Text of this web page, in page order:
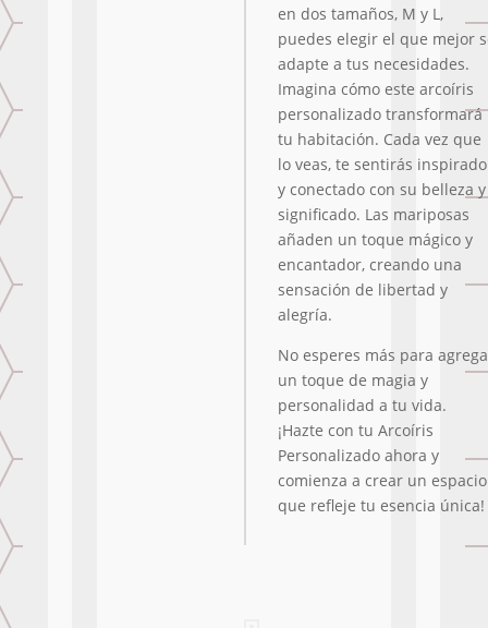
en dos tamaños, M y L,
puedes elegir el que mejor
adapte a tus necesidades.
Imagina cómo este arcoíris
personalizado transformará
tu habitación. Cada vez que
lo veas, te sentirás inspirado
y conectado con su belleza y
significado. Las mariposas
añaden un toque mágico y
encantador, creando una
sensación de libertad y
alegría.
No esperes más para
un toque de magia y
personalidad a tu vida.
¡Hazte con tu Arcoíris
Personalizado ahora y
comienza a crear un espacio
que refleje tu esencia única!